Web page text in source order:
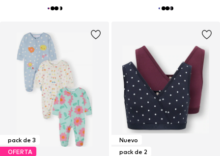
pack de 3
OFERTA
Nuevo
pack de 2